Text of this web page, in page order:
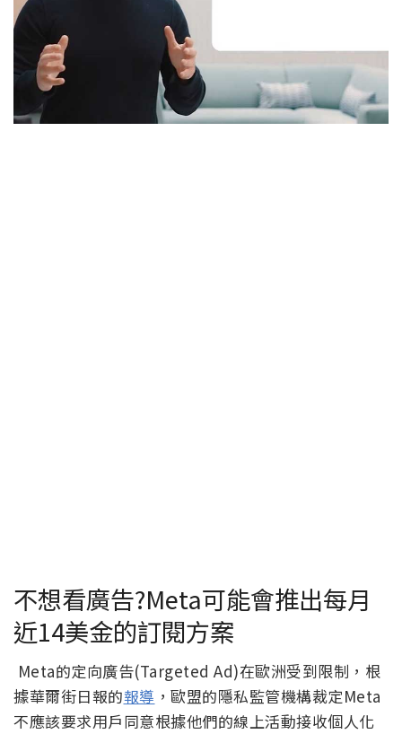
不想看廣告?Meta可能會推出每月
近14美金的訂閱方案
Meta的定向廣告(Targeted Ad)在歐洲受到限制，根
據華爾街日報的報導 ，歐盟的隱私監管機構裁定Meta
不應該要求用戶同意根據他們的線上活動接收個人化